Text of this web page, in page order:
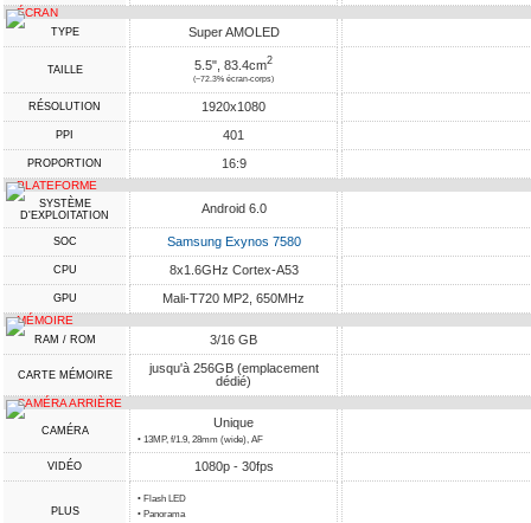
ÉCRAN
TYPE Super AMOLED
TAILLE 5.5", 83.4cm2
(~72.3% écran-corps)
RÉSOLUTION 1920x1080
PPI 401
PROPORTION 16:9
PLATEFORME
SYSTÈME
D'EXPLOITATION
Android 6.0
SOC Samsung Exynos 7580
CPU 8x1.6GHz Cortex-A53
GPU Mali-T720 MP2, 650MHz
MÉMOIRE
RAM / ROM 3/16 GB
CARTE MÉMOIRE
jusqu'à 256GB (emplacement
dédié)
CAMÉRA ARRIÈRE
CAMÉRA
Unique
• 13MP, f/1.9, 28mm (wide), AF
VIDÉO 1080p - 30fps
PLUS
• Flash LED
• Panorama